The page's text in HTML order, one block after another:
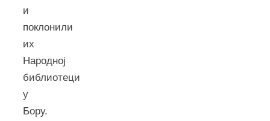
и
поклонили
их
Народној
библиотеци
у
Бору.